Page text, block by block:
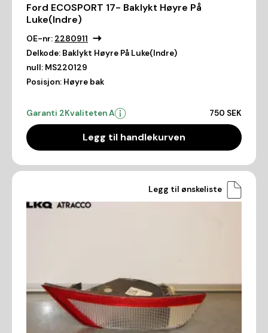
Ford ECOSPORT 17- Baklykt Høyre På
Luke(Indre)
OE-nr: 2280911
Delkode: Baklykt Høyre På Luke(Indre)
null: MS220129
Posisjon: Høyre bak
Garanti 2Kvaliteten A 750 SEK
Legg til handlekurven
Legg til ønskeliste